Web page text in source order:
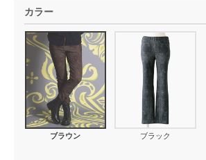
カラー
ブラウン ブラック